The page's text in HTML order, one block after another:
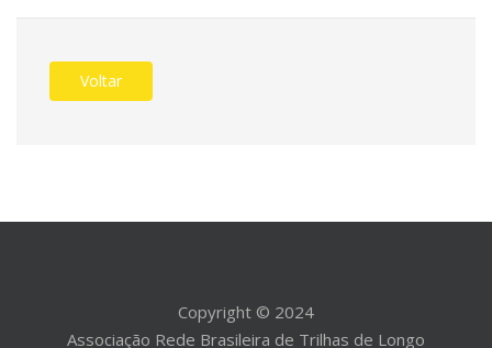
Voltar
Copyright © 2024
Associação Rede Brasileira de Trilhas de Longo